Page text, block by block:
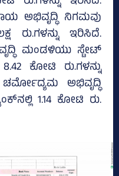
ಅಭಿವೃದ್ಧಿ ನಿಗಮವು
ರು.ಗಳನ್ನು ಇರಿಸಿದೆ.
ಮಂಡಳಿಯು ಸ್ಟೇಟ್‌
ಕೋಟಿ ರು.ಗಳನ್ನು
ಅಭಿವೃದ್ಧಿ
1.14 ಕೋಟಿ ರು.